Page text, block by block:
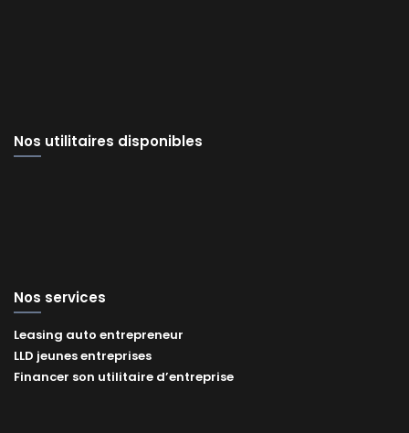
Nos utilitaires disponibles
Nos services
Leasing auto entrepreneur
LLD jeunes entreprises
Financer son utilitaire d’entreprise